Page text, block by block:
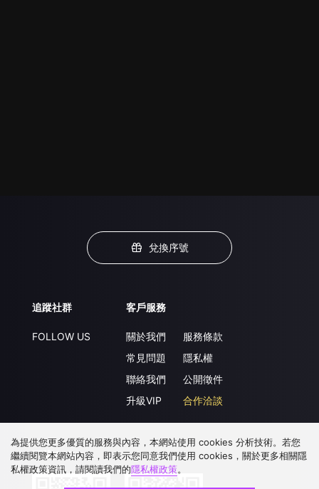
兌換序號
追蹤社群
FOLLOW US
客戶服務
關於我們
常見問題
聯絡我們
升級VIP
服務條款
隱私權
公開徵件
合作洽談
下載 APP
為提供您更多優質的服務與內容，本網站使用 cookies 分析技術。若您
繼續閱覽本網站內容，即表示您同意我們使用 cookies，關於更多相關隱
私權政策資訊，請閱讀我們的隱私權政策。